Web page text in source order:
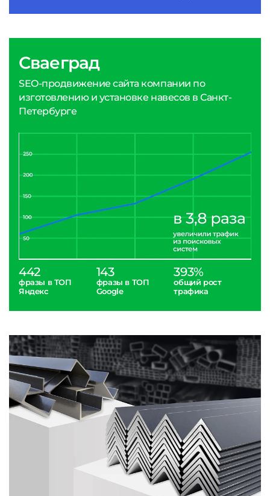
Сваеград
SEO-продвижение сайта компании по
изготовлению и установке навесов в Санкт-
Петербурге
442
фразы в ТОП
Яндекс
143
фразы в ТОП
Google
393%
общий рост
трафика